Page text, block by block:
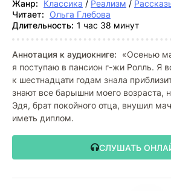
Жанр:
Классика / Реализм /
Читает: Ольга Глебова
Длительность: 1 час 38 минут
Аннотация к аудиокниге:
«Осенью
я поступаю в пансион г-жи Ролль. Я
к шестнадцати годам знала
знают все барышни моего возраста,
Эдя, брат покойного отца, внушил
иметь диплом.
СЛУШАТЬ